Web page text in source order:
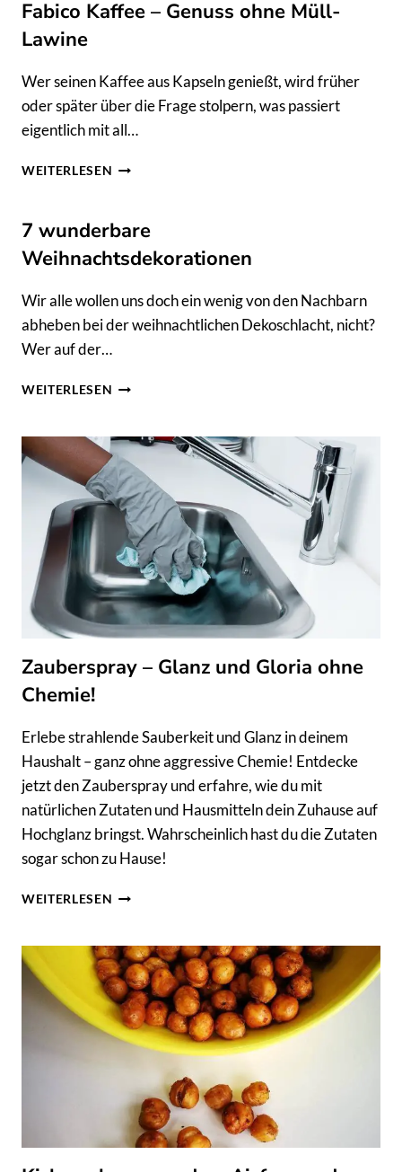
Fabico Kaffee – Genuss ohne Müll-
Lawine
Wer seinen Kaffee aus Kapseln genießt, wird früher
oder später über die Frage stolpern, was passiert
eigentlich mit all…
WEITERLESEN FABICO
GENUSS
OHNE
MÜLL-
7 wunderbare
Weihnachtsdekorationen
Wir alle wollen uns doch ein wenig von den Nachbarn
abheben bei der weihnachtlichen Dekoschlacht, nicht?
Wer auf der…
WEITERLESEN
Zauberspray – Glanz und Gloria ohne
Chemie!
Erlebe strahlende Sauberkeit und Glanz in deinem
Haushalt – ganz ohne aggressive Chemie! Entdecke
jetzt den Zauberspray und erfahre, wie du mit
natürlichen Zutaten und Hausmitteln dein Zuhause auf
Hochglanz bringst. Wahrscheinlich hast du die Zutaten
sogar schon zu Hause!
WEITERLESEN ZAUBERSPRAY
UND
GLORIA
OHNE
CHEMIE!